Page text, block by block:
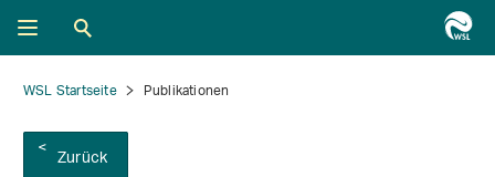
WSL Startseite Publikationen
Zurück